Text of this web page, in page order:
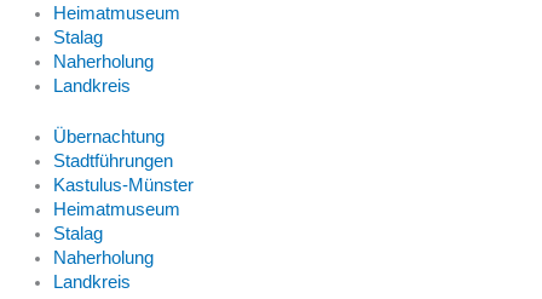
Heimatmuseum
Stalag
Naherholung
Landkreis
Übernachtung
Stadtführungen
Kastulus-Münster
Heimatmuseum
Stalag
Naherholung
Landkreis